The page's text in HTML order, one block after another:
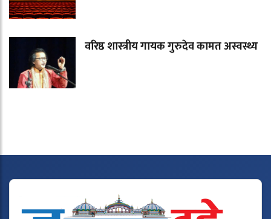
वरिष्ठ शास्त्रीय गायक गुरुदेव कामत अस्वस्थ्य